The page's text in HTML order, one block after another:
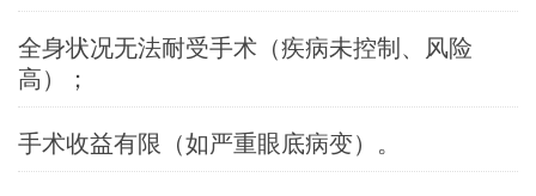
全身状况无法耐受手术（疾病未控制、风险
高）；
手术收益有限（如严重眼底病变）。